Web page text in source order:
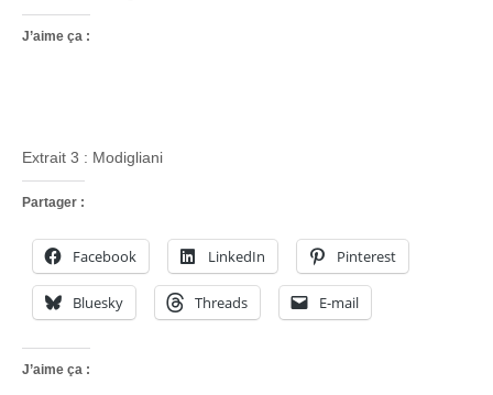
J’aime ça :
Extrait 3 : Modigliani
Partager :
Facebook LinkedIn Pinterest
Bluesky Threads E-mail
J’aime ça :